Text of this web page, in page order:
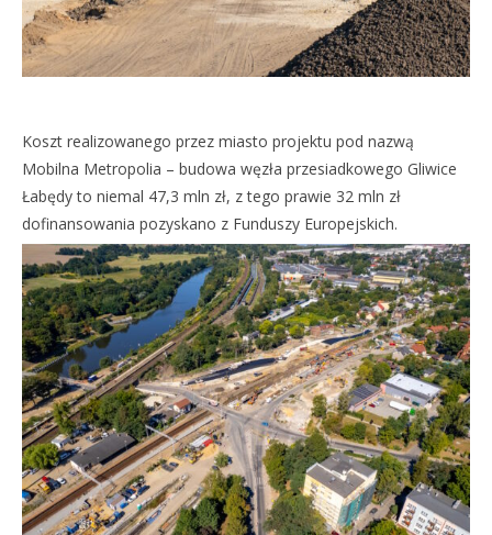
Koszt realizowanego przez miasto projektu pod nazwą
Mobilna Metropolia – budowa węzła przesiadkowego Gliwice
Łabędy to niemal 47,3 mln zł, z tego prawie 32 mln zł
dofinansowania pozyskano z Funduszy Europejskich.